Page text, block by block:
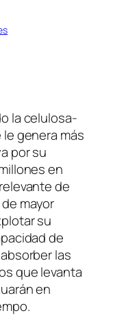
la celulosa-
genera más
por su
en
de
mayor
su
de
las
que levanta
en